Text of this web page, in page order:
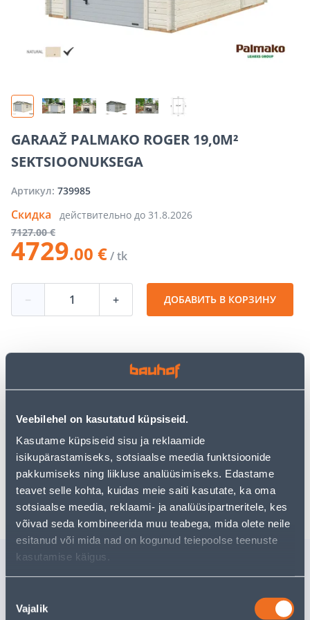
Veebilehel on kasutatud küpsiseid.
Kasutame küpsiseid sisu ja reklaamide
isikupärastamiseks, sotsiaalse meedia funktsioonide
pakkumiseks ning liikluse analüüsimiseks. Edastame
teavet selle kohta, kuidas meie saiti kasutate, ka oma
sotsiaalse meedia, reklaami- ja analüüsipartneritele, kes
võivad seda kombineerida muu teabega, mida olete neile
esitanud või mida nad on kogunud teiepoolse teenuste
kasutamise käigus.
valik
Vajalik
GARAAŽ PALMAKO ROGER 19,0M²
SEKTSIOONUKSEGA
Артикул: 739985
Скидка действительно до 31.8.2026
7127.00 €
4729.00 €/ tk
− + ДОБАВИТЬ В КОРЗИНУ
Посмотреть наличие
• 14-päevane tagastusõigus.
• HANKIJA LAOST TELLITAV TOODE
Ожидаемая доставка домой от 16,90 € с 07.09.2026
Похожие продукты
FREYA